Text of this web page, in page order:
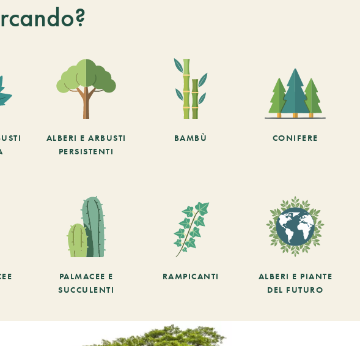
ALBERI E ARBUSTI
PERSISTENTI
BAMBÙ CONIFERE
PALMACEE E
SUCCULENTI
RAMPICANTI
ALBERI E PIANTE
DEL FUTURO